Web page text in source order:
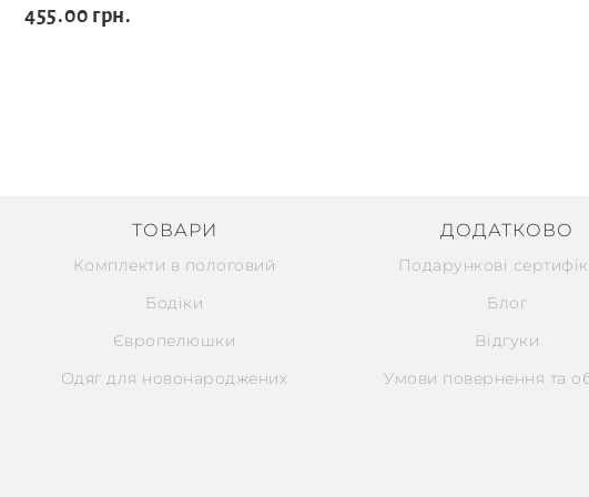
455.00 грн.
ТОВАРИ
Комплекти в пологовий
Бодіки
Європелюшки
Одяг для новонароджених
ДОДАТКОВО
Подарункові
Блог
Відгуки
Умови повернення та